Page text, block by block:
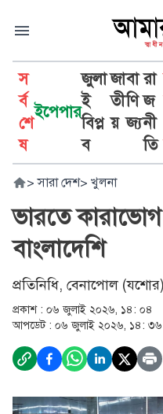
স
র্ব
শে
ষ
ইপেপার
জুলা
ই
বিপ্ল
ব
জা
তী
য়
বা
ণি
জ্য
রা
জ
নী
তি
> সারা দেশ> খুলনা
ভারতে
বাংলাদেশি
প্রতিনিধি, বেনাপোল (যশোর)
প্রকাশ : ০৬ জুলাই ২০২৬, ১৪: ০৪
আপডেট : ০৬ জুলাই ২০২৬, ১৪: ৩৬